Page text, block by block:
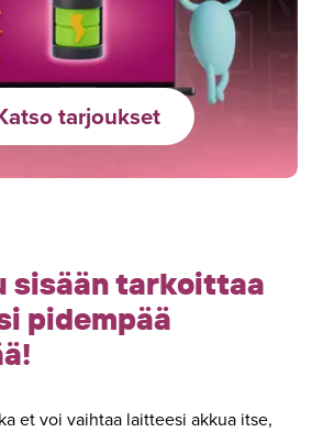
tarjoukset
sisään tarkoittaa
pidempää
et voi vaihtaa laitteesi akkua itse,